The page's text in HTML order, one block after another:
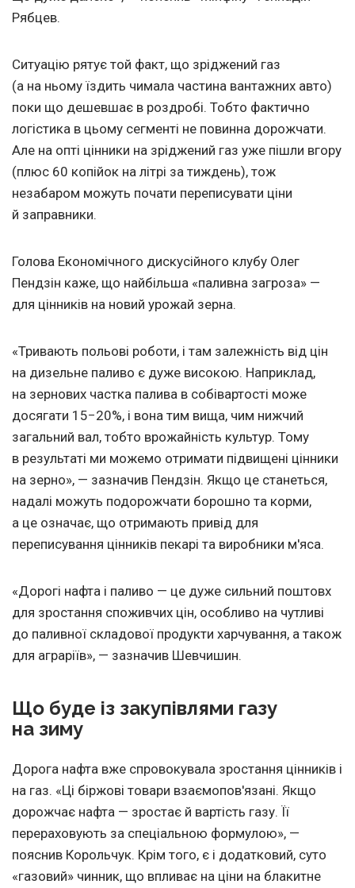
Рябцев.
Ситуацію рятує той факт, що зріджений газ
(а на ньому їздить чимала частина вантажних авто)
поки що дешевшає в роздробі. Тобто фактично
логістика в цьому сегменті не повинна дорожчати.
Але на опті цінники на зріджений газ уже пішли вгору
(плюс 60 копійок на літрі за тиждень), тож
незабаром можуть почати переписувати ціни
й заправники.
Голова Економічного дискусійного клубу Олег
Пендзін каже, що найбільша «паливна загроза» —
для цінників на новий урожай зерна.
«Тривають польові роботи, і там залежність від цін
на дизельне паливо є дуже високою. Наприклад,
на зернових частка палива в собівартості може
досягати 15−20%, і вона тим вища, чим нижчий
загальний вал, тобто врожайність культур. Тому
в результаті ми можемо отримати підвищені цінники
на зерно», — зазначив Пендзін. Якщо це станеться,
надалі можуть подорожчати борошно та корми,
а це означає, що отримають привід для
переписування цінників пекарі та виробники м'яса.
«Дорогі нафта і паливо — це дуже сильний поштовх
для зростання споживчих цін, особливо на чутливі
до паливної складової продукти харчування, а також
для аграріїв», — зазначив Шевчишин.
Що буде із закупівлями газу
на зиму
Дорога нафта вже спровокувала зростання цінників і
на газ. «Ці біржові товари взаємопов'язані. Якщо
дорожчає нафта — зростає й вартість газу. Її
перераховують за спеціальною формулою», —
пояснив Корольчук. Крім того, є і додатковий, суто
«газовий» чинник, що впливає на ціни на блакитне